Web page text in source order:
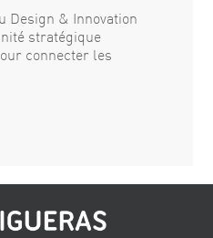
Design & Innovation
stratégique
connecter les